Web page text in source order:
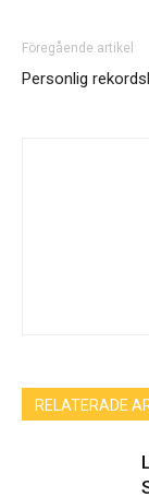
Föregående artikel
Personlig
RELATERADE